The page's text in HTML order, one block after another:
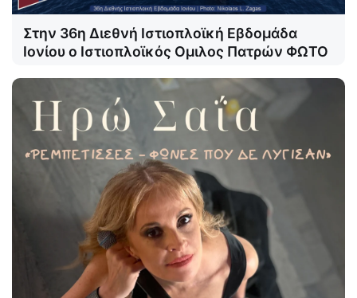
Στην 36η Διεθνή Ιστιοπλοϊκή Εβδομάδα
Ιονίου ο Ιστιοπλοϊκός Ομιλος Πατρών ΦΩΤΟ